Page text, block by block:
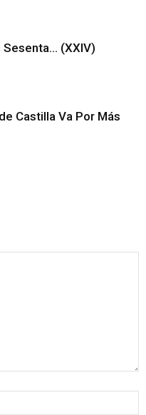
(XXIV)
Castilla Va Por Más